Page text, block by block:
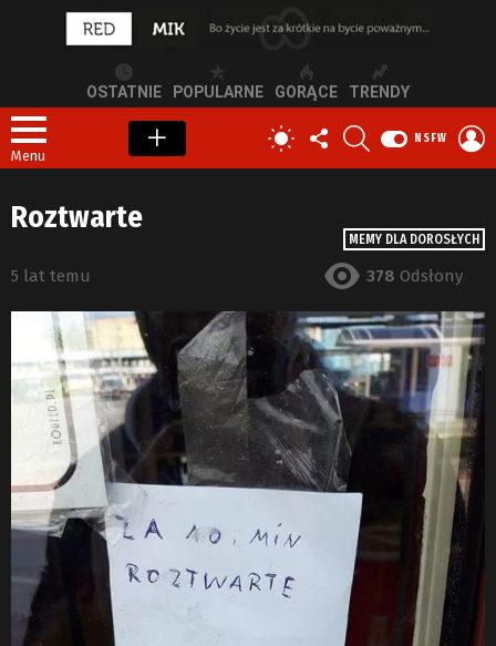
OSTATNIE POPULARNE GORĄCE TRENDY
Menu
PRZEŁĄCZ
SKÓRKĘ
OBSERWUJ
NAS
NSFW
MEMY DLA DOROSŁYCH
Roztwarte
5 lat temu 378 Odsłony